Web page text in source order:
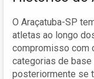
O Araçatuba-SP
atletas ao longo
compromisso com
categorias de
posteriormente se